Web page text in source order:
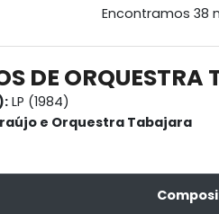
Encontramos 38
DE ORQUESTRA
LP (1984)
e Orquestra Tabajara